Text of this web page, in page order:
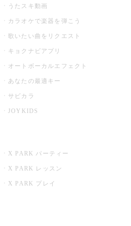
うたスキ動画
カラオケで楽器を弾こう
歌いたい曲をリクエスト
キョクナビアプリ
オートボーカルエフェクト
あなたの最適キー
サビカラ
JOYKIDS
X PARK パーティー
X PARK レッスン
X PARK プレイ